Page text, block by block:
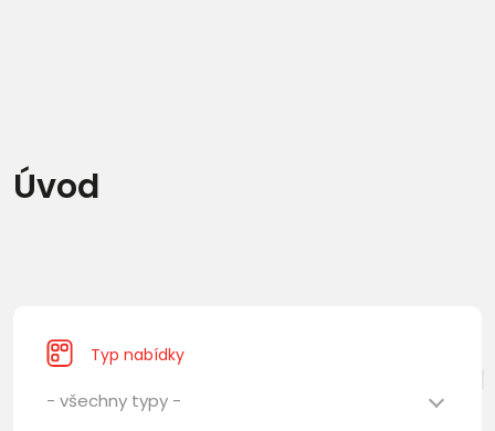
Úvod
Typ nabídky
- všechny typy -